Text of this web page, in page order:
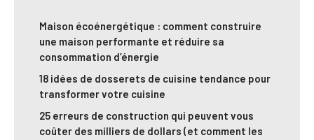
Maison écoénergétique : comment construire
une maison performante et réduire sa
consommation d’énergie
18 idées de dosserets de cuisine tendance pour
transformer votre cuisine
25 erreurs de construction qui peuvent vous
coûter des milliers de dollars (et comment les